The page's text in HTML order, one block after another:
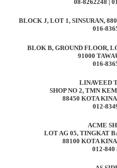
08-8262248 |
BLOCK J, LOT 1, SINSURAN,
016-
BLOK B, GROUND FLOOR,
91000
016-
LINAVEED
SHOP NO 2, TMN
88450 KOTA
012-
ACME
LOT AG 05, TINGKAT
88100 KOTA
012-840